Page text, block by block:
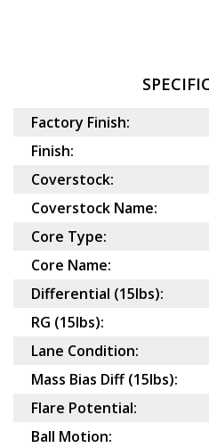
Factory Finish:
Finish:
Coverstock:
Coverstock Name:
Core Type:
Core Name:
Differential (15lbs):
RG (15lbs):
Lane Condition:
Mass Bias Diff (15lbs):
Flare Potential:
Ball Motion: